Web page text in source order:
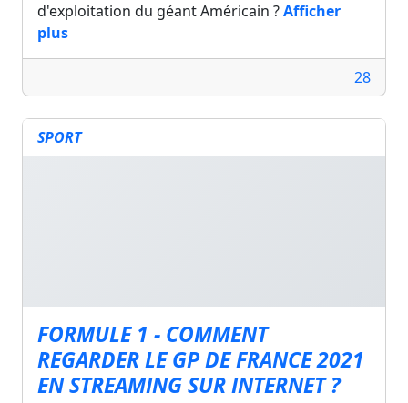
d'exploitation du géant Américain ?Afficher
plus
28
SPORT
FORMULE 1 - COMMENT
REGARDER LE GP DE FRANCE 2021
EN STREAMING SUR INTERNET ?